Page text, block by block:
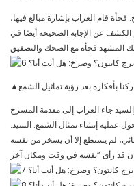
قام الغراب بإشارة مبالغ فيها،
عن الإجابة الصحيحة أيضًا في
بأفكاره بعد رؤية تماثيل الشمع
جاء الغراب إلى مقدمة المسرح
عملية إنشاء تمثال الشمع. السيد.
لم يستطع إلا أن يسخر من نفسه